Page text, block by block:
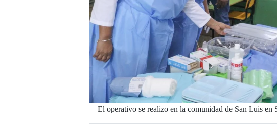
El operativo se realizo en la comunidad de San Luis en